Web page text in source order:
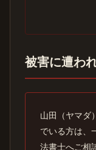
被害に遭わ
山田（ヤマダ
でいる方は、
法書士へご相